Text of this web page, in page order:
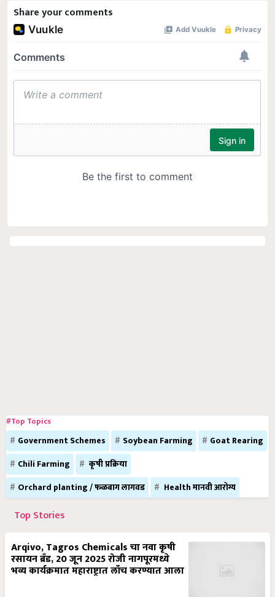
Share your comments
#Top Topics
Government Schemes Soybean Farming
Goat Rearing
Chili Farming
कृषी प्रक्रिया
Orchard planting / फळबाग लागवड
Health मानवी आरोग्य
Top Stories
Arqivo, Tagros Chemicals चा नवा कृषी
रसायन ब्रँड, 20 जून 2025 रोजी नागपूरमध्ये
भव्य कार्यक्रमात महाराष्ट्रात लाँच करण्यात आला